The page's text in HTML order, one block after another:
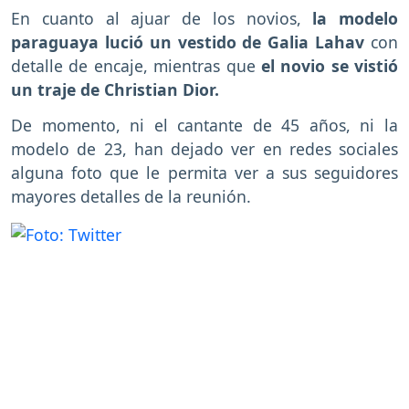
En cuanto al ajuar de los novios, la modelo
paraguaya lució un vestido de Galia Lahav con
detalle de encaje, mientras que el novio se vistió
un traje de Christian Dior.
De momento, ni el cantante de 45 años, ni la
modelo de 23, han dejado ver en redes sociales
alguna foto que le permita ver a sus seguidores
mayores detalles de la reunión.